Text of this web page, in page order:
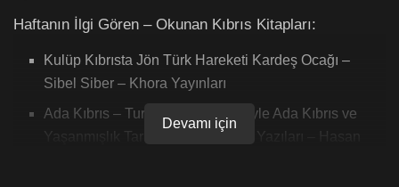
Haftanın İlgi Gören – Okunan Kıbrıs Kitapları:
Kulüp Kıbrısta Jön Türk Hareketi Kardeş Ocağı –
Sibel Siber – Khora Yayınları
Ada Kıbrıs – Turist Rehberi Gözüyle Ada Kıbrıs ve
Devamı için